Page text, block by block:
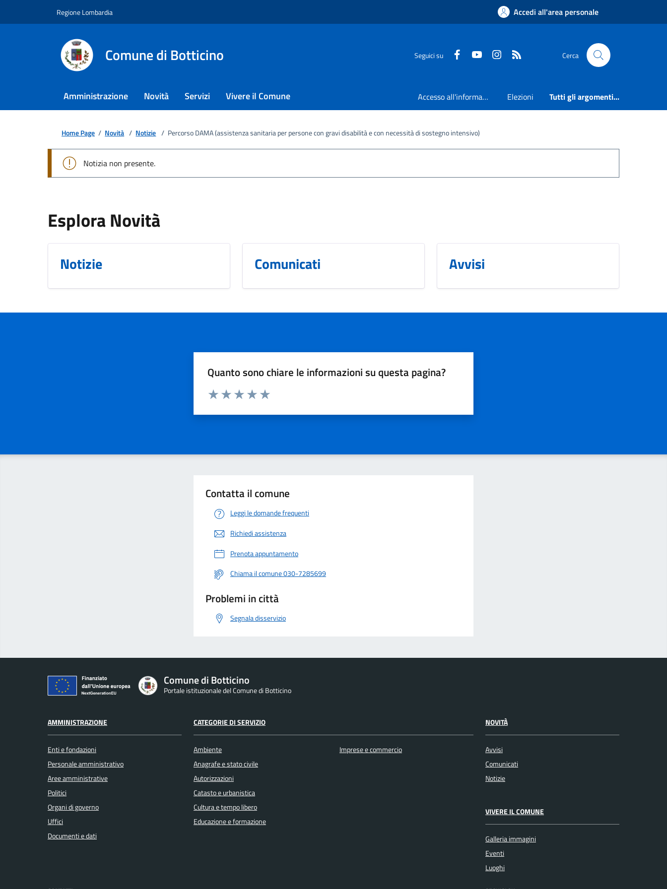
Regione Lombardia Accedi all'area personale
Comune di Botticino Seguici su FaceboookYoutubeInstagram Cerca
Amministrazione Novità Servizi Vivere il Comune Accesso all'informazione Elezioni Tutti gli argomenti...
Home Page / Novità / Notizie / Percorso DAMA (assistenza sanitaria per persone con gravi disabilità e con necessità di sostegno intensivo)
Notizia non presente.
Esplora Novità
Notizie Comunicati Avvisi
Quanto sono chiare le informazioni su questa pagina?
Valuta da 1 a 5 stelle la pagina
Contatta il comune
Leggi le domande frequenti
Richiedi assistenza
Prenota appuntamento
Chiama il comune 030-7285699
Problemi in città
Segnala disservizio
Comune di Botticino
Portale istituzionale del Comune di Botticino
AMMINISTRAZIONE
Enti e fondazioni
Personale amministrativo
Aree amministrative
Politici
Organi di governo
Uffici
Documenti e dati
CATEGORIE DI SERVIZIO
Ambiente
Anagrafe e stato civile
Autorizzazioni
Catasto e urbanistica
Cultura e tempo libero
Educazione e formazione
Imprese e commercio
NOVITÀ
Avvisi
Comunicati
Notizie
VIVERE IL COMUNE
Galleria immagini
Eventi
Luoghi